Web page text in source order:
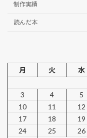
制作実績
読んだ本
月
火 水
3
4 5
10
11 12
17
18 19
24
25 26